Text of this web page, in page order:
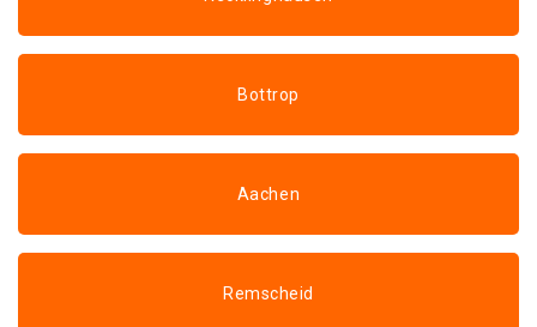
Bottrop
Aachen
Remscheid